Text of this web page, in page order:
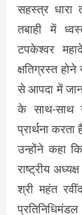
सहस्त्र
तबाही में
टपकेश्वर
क्षतिग्रस्त
से आपदा में जान
के साथ-साथ
प्रार्थना करता
उन्होंने कहा
राष्ट्रीय
श्री महंत